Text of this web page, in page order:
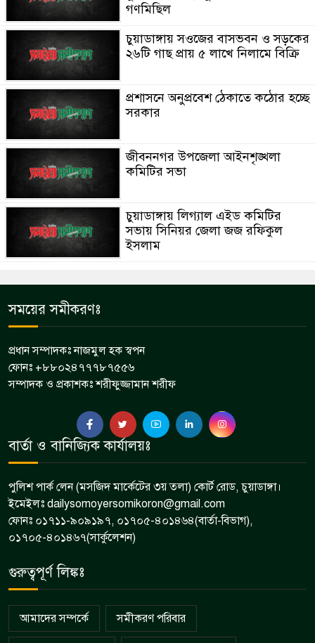
গণমিছিল
চুয়াডাঙ্গায় সওজের বাসভবন ও সড়কের
২৬টি গাছ প্রায় ৫ লাখে নিলামে বিক্রি
প্রশাসনে অনুপ্রবেশ ঠেকাতে কঠোর হচ্ছে
সরকার
জীবননগর উপজেলা আইনশৃঙ্খলা
কমিটির সভা
চুয়াডাঙ্গায় লিগ্যাল এইড কমিটির
সভায় সিনিয়র জেলা জজ রফিকুল
ইসলাম
সময়ের সমীকরণঃ
প্রধান সম্পাদকঃ নাজমুল হক স্বপন
ফোনঃ +৮৮০২৪৭৭৭৮৭৫৫৬
সম্পাদক ও প্রকাশকঃ শরীফুজ্জামান শরীফ
বার্তা ও বানিজ্যিক কার্যালয়ঃ
পুলিশ পার্ক লেন (মসজিদ মার্কেটের ৩য় তলা) কোর্ট রোড, চুয়াডাঙ্গা।
ইমেইলঃ dailysomoyersomikoron@gmail.com
ফোনঃ ০১৭১১-৯০৯১৯৭, ০১৭০৫-৪০১৪৬৪(বার্তা-বিভাগ),
০১৭০৫-৪০১৪৬৭(সার্কুলেশন)
গুরুত্বপূর্ণ লিঙ্কঃ
আমাদের সম্পর্কে সমীকরণ পরিবার